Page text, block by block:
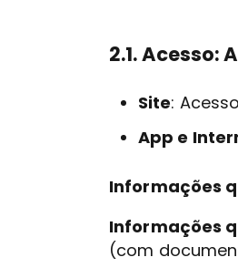
2.1. Acesso:
Site:
App e
Informações
Informações
(com